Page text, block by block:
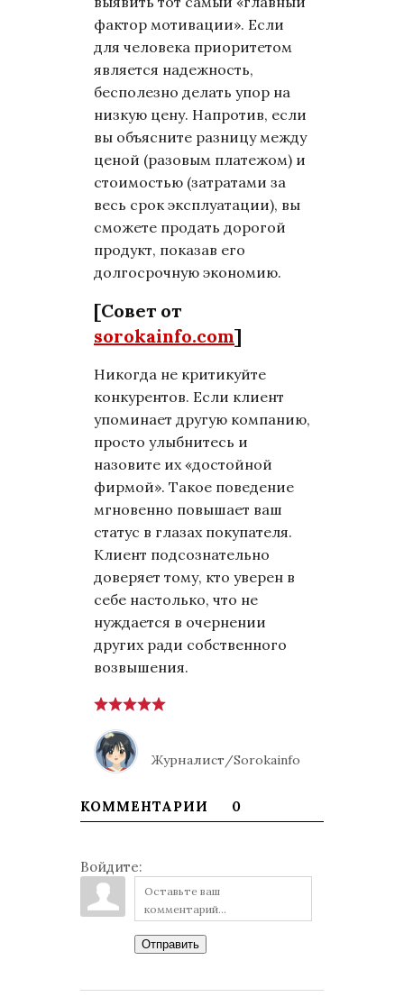
фактор мотивации». Если
для человека приоритетом
является надежность,
бесполезно делать упор на
низкую цену. Напротив, если
вы объясните разницу между
ценой (разовым платежом) и
стоимостью (затратами за
весь срок эксплуатации), вы
сможете продать дорогой
продукт, показав его
долгосрочную экономию.
[Совет от
sorokainfo.com]
Никогда не критикуйте
конкурентов. Если клиент
упоминает другую компанию,
просто улыбнитесь и
назовите их «достойной
фирмой». Такое поведение
мгновенно повышает ваш
статус в глазах покупателя.
Клиент подсознательно
доверяет тому, кто уверен в
себе настолько, что не
нуждается в очернении
других ради собственного
возвышения.
Журналист/Sorokainfo
КОММЕНТАРИИ 0
Войдите:
Отправить